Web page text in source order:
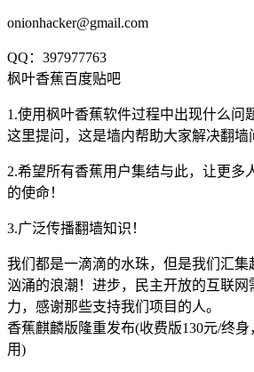
onionhacker@gmail.com
QQ：397977763
枫叶香蕉百度贴吧
1.使用枫叶香蕉软件过程中出现什么问
这里提问，这是墙内帮助大家解决翻墙
2.希望所有香蕉用户集结与此，让更多
的使命！
3.广泛传播翻墙知识！
我们都是一滴滴的水珠，但是我们汇
汹涌的浪潮！进步，民主开放的互联
力，感谢那些支持我们项目的人。
香蕉麒麟版隆重发布(收费版130元/终
用)